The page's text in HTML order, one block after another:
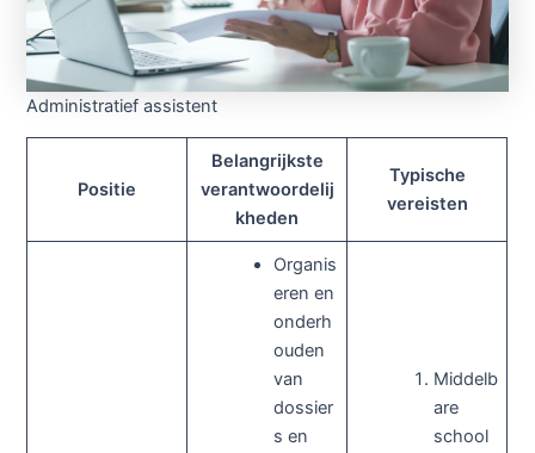
Administratief assistent
Positie
Belangrijkste
verantwoordelij
kheden
Typische
vereisten
Organis
eren en
onderh
ouden
van
dossier
s en
Middelb
are
school